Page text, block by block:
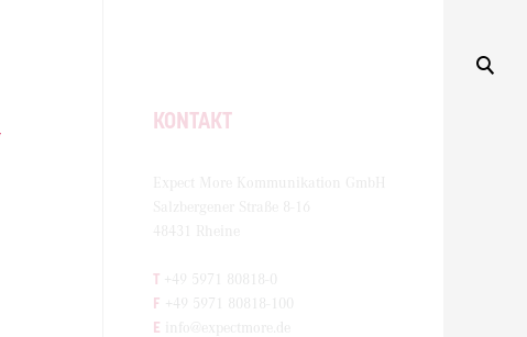
KONTAKT
Expect More Kommunikation GmbH
Salzbergener Straße 8-16
48431 Rheine
T +49 5971 80818-0
F +49 5971 80818-100
E info@expectmore.de